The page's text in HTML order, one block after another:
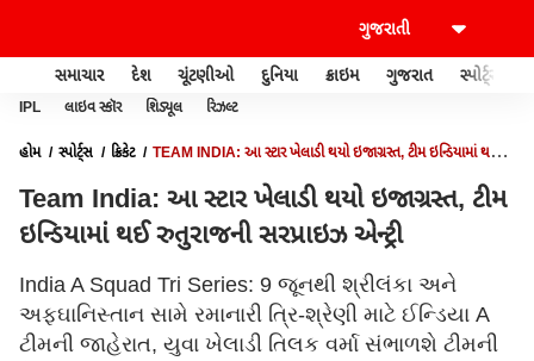
સમાચાર દેશ ચૂંટણીઓ દુનિયા ક્રાઇમ ગુજરાત સ્પોર્ટ્સ
IPL લાઇવ સ્કૉર શિડ્યૂલ રિઝલ્ટ
હોમ સ્પોર્ટ્સ ક્રિકેટ
TEAM INDIA: આ સ્ટાર ખેલાડી થયો ઇજાગ્રસ્ત, ટીમ ઇન્ડિયામાં થઈ
Team India: આ સ્ટાર ખેલાડી થયો ઇજાગ્રસ્ત, ટીમ
ઇન્ડિયામાં થઈ રુતુરાજની સરપ્રાઇઝ એન્ટ્રી
India A Squad Tri Series: 9 જૂનથી શ્રીલંકા અને
અફઘાનિસ્તાન સામે રમાનારી ત્રિ-શ્રેણી માટે ઈન્ડિયા A
ટીમની જાહેરાત, યુવા ખેલાડી તિલક વર્મા સંભાળશે ટીમની